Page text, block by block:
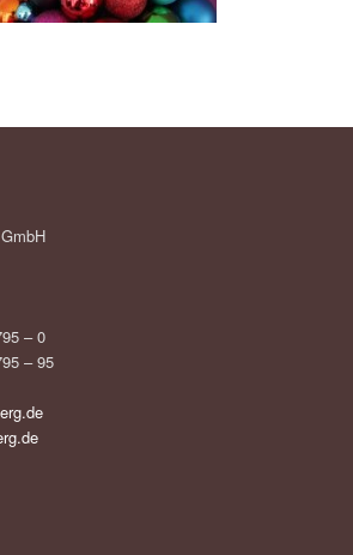
– 0
– 95